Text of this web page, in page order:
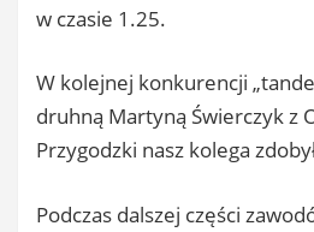
w czasie 1.25.
W kolejnej konkurencji
druhną Martyną Świerczyk z
Przygodzki nasz kolega
Podczas dalszej części